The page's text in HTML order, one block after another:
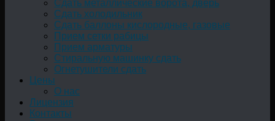
Cдать металлические ворота, дверь
Сдать холодильник
Сдать баллоны кислородные, газовые
Прием сетки рабицы
Прием арматуры
Стиральную машинку сдать
Огнетушители сдать
Цены
О нас
Лицензия
Контакты